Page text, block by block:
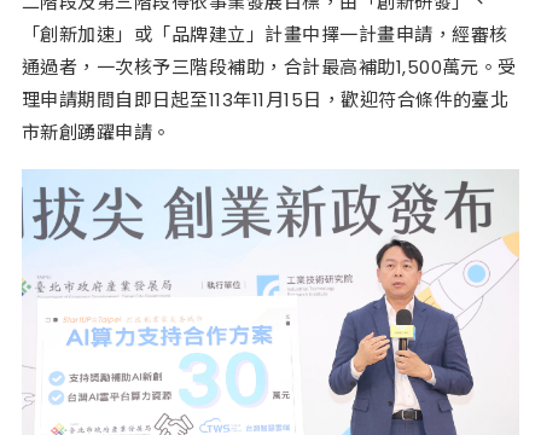
「創新加速」或「品牌建立」計畫中擇一計畫申請，經審核
通過者，一次核予三階段補助，合計最高補助1,500萬元。受
理申請期間自即日起至113年11月15日，歡迎符合條件的臺北
市新創踴躍申請。